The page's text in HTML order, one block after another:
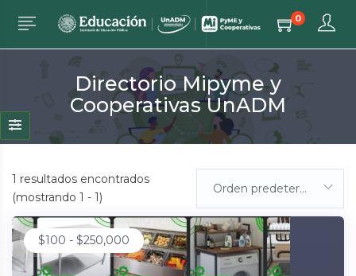
0
Directorio Mipyme y
Cooperativas UnADM
1 resultados encontrados
(mostrando 1 - 1)
Orden predeterminada
$100 - $250,000